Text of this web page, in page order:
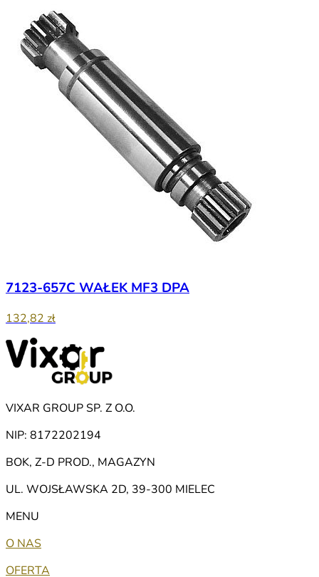
7123-657C WAŁEK MF3 DPA
132,82 zł
VIXAR GROUP SP. Z O.O.
NIP: 8172202194
BOK, Z-D PROD., MAGAZYN
UL. WOJSŁAWSKA 2D, 39-300 MIELEC
MENU
O NAS
OFERTA